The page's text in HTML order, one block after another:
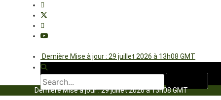
Dernière Mise à jour : 29 juillet 2026 à 13h08 GMT
Dernière Mise à jour : 29 juillet 2026 à 13h08 GMT